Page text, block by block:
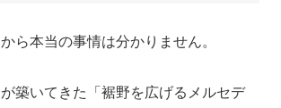
ら本当の事情は分かりません。
築いてきた「裾野を広げるメルセデ